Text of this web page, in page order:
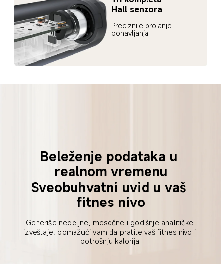
Hall senzora
Preciznije brojanje
ponavljanja
Beleženje podataka u
realnom vremenu
Sveobuhvatni uvid u vaš
fitnes nivo
Generiše nedeljne, mesečne i godišnje analitičke
izveštaje, pomažući vam da pratite vaš fitnes nivo i
potrošnju kalorija.